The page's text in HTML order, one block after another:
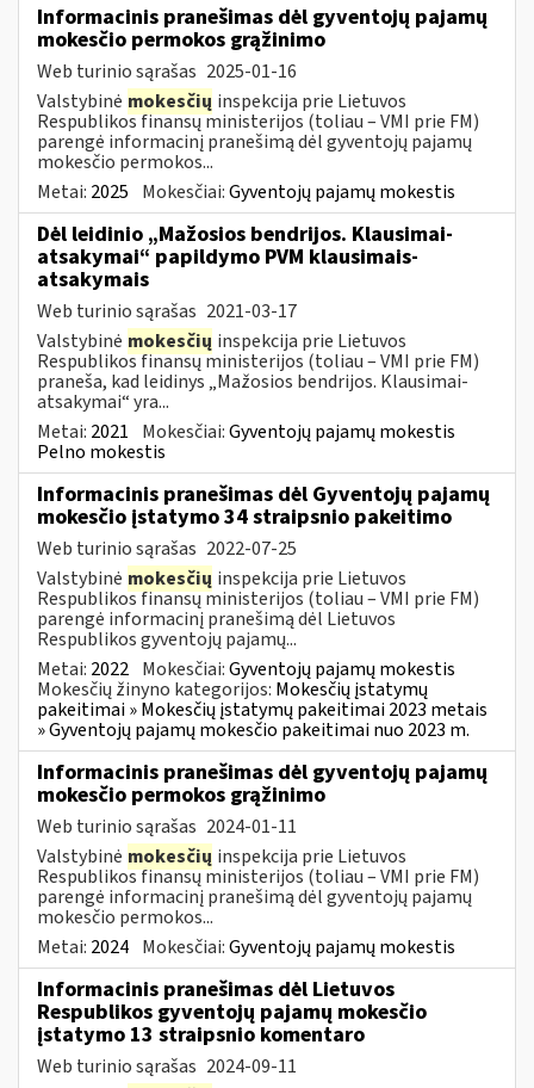
Informacinis pranešimas dėl gyventojų pajamų
mokesčio permokos grąžinimo
Web turinio sąrašas 2025-01-16
Valstybinė mokesčių inspekcija prie Lietuvos
Respublikos finansų ministerijos (toliau – VMI prie FM)
parengė informacinį pranešimą dėl gyventojų pajamų
mokesčio permokos...
Metai: 2025 Mokesčiai:Gyventojų pajamų mokestis
Dėl leidinio „Mažosios bendrijos. Klausimai-
atsakymai“ papildymo PVM klausimais-
atsakymais
Web turinio sąrašas 2021-03-17
Valstybinė mokesčių inspekcija prie Lietuvos
Respublikos finansų ministerijos (toliau – VMI prie FM)
praneša, kad leidinys „Mažosios bendrijos. Klausimai-
atsakymai“ yra...
Metai: 2021 Mokesčiai:Gyventojų pajamų mokestis
Pelno mokestis
Informacinis pranešimas dėl Gyventojų pajamų
mokesčio įstatymo 34 straipsnio pakeitimo
Web turinio sąrašas 2022-07-25
Valstybinė mokesčių inspekcija prie Lietuvos
Respublikos finansų ministerijos (toliau – VMI prie FM)
parengė informacinį pranešimą dėl Lietuvos
Respublikos gyventojų pajamų...
Metai: 2022 Mokesčiai:Gyventojų pajamų mokestis
Mokesčių žinyno kategorijos: Mokesčių įstatymų
pakeitimai » Mokesčių įstatymų pakeitimai 2023 metais
» Gyventojų pajamų mokesčio pakeitimai nuo 2023 m.
Informacinis pranešimas dėl gyventojų pajamų
mokesčio permokos grąžinimo
Web turinio sąrašas 2024-01-11
Valstybinė mokesčių inspekcija prie Lietuvos
Respublikos finansų ministerijos (toliau – VMI prie FM)
parengė informacinį pranešimą dėl gyventojų pajamų
mokesčio permokos...
Metai: 2024 Mokesčiai:Gyventojų pajamų mokestis
Informacinis pranešimas dėl Lietuvos
Respublikos gyventojų pajamų mokesčio
įstatymo 13 straipsnio komentaro
Web turinio sąrašas 2024-09-11